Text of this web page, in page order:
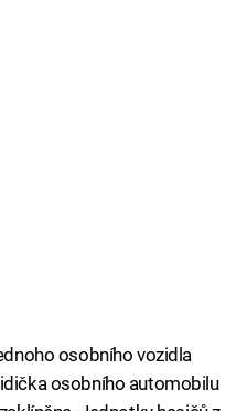
osobního vozidla
osobního automobilu